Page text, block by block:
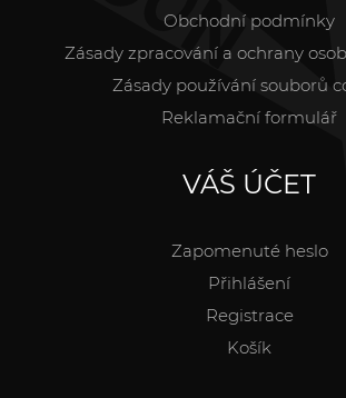
Obchodní podmínky
Zásady zpracování a ochrany
Zásady používání souborů
Reklamační formulář
VÁŠ ÚČET
Zapomenuté heslo
Přihlášení
Registrace
Košík